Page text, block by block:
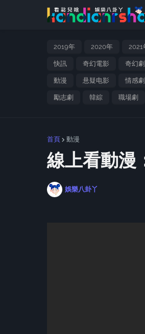
2019年 2020年 2021
快訊 奇幻電影 奇幻劇
動漫 悬疑电影 情感劇
勵志劇 韓綜 職場劇
首頁 動漫
線上看動漫
娛樂八卦丫